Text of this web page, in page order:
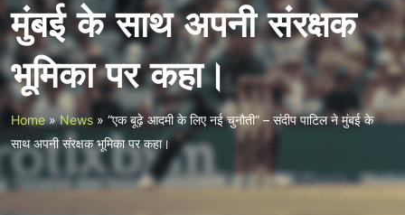
मुंबई के साथ अपनी संरक्षक
भूमिका पर कहा।
Home»News » “एक बूढ़े आदमी के लिए नई चुनौती” – संदीप पाटिल ने मुंबई के
साथ अपनी संरक्षक भूमिका पर कहा।